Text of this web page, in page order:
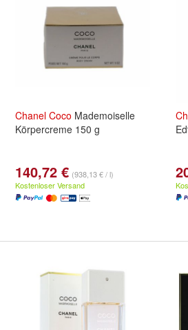
Chanel Coco Mademoiselle
Körpercreme 150 g
140,72 € (938,13 € / l)
Kostenloser Versand